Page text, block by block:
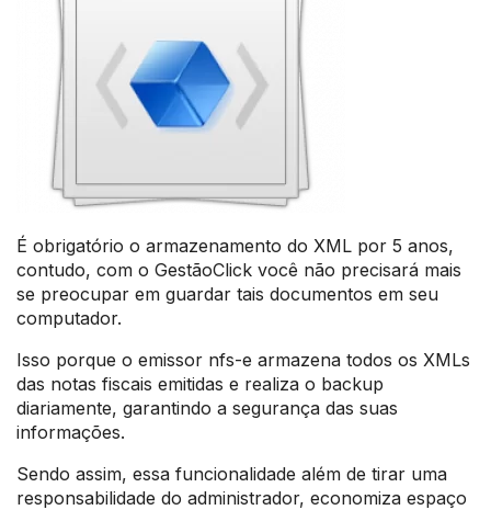
É obrigatório o armazenamento do XML por 5 anos,
contudo, com o GestãoClick você não precisará mais
se preocupar em guardar tais documentos em seu
computador.
Isso porque o emissor nfs-e armazena todos os XMLs
das notas fiscais emitidas e realiza o backup
diariamente, garantindo a segurança das suas
informações.
Sendo assim, essa funcionalidade além de tirar uma
responsabilidade do administrador, economiza espaço